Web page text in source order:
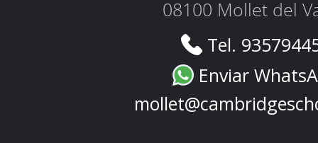
08100 Mollet del
Tel.
Enviar